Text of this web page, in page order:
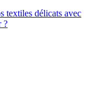
textiles délicats avec
?